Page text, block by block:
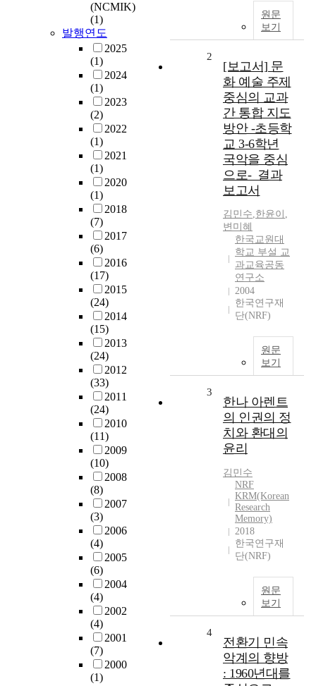
(NCMIK)
(1)
발행연도
2025
(1)
2024
(1)
2023
(2)
2022
(1)
2021
(1)
2020
(1)
2018
(7)
2017
(6)
2016
(17)
2015
(24)
2014
(15)
2013
(24)
2012
(33)
2011
(24)
2010
(11)
2009
(10)
2008
(8)
2007
(3)
2006
(4)
2005
(6)
2004
(4)
2002
(4)
2001
(7)
2000
(1)
원문
보기
2
[보고서] 문
화 예술 주제
중심의 교과
간 통합 지도
방안 -초등학
교 3-6학년
국악을 중심
으로-_결과
보고서
김민수,한윤이 ,
변미혜
한국교원대
학교 부설 교
과교육공동
연구소
2004
한국연구재
단(NRF)
원문
보기
3
한나 아렌트
의 인권의 정
치와 환대의
윤리
김민수
NRF
KRM(Korean
Research
Memory)
2018
한국연구재
단(NRF)
원문
보기
4
전환기 민속
악계의 향방
: 1960년대를